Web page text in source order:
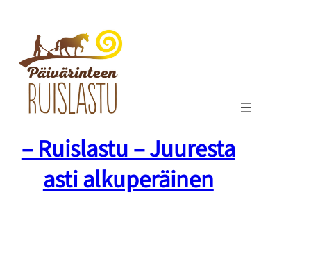
– Ruislastu – Juuresta
asti alkuperäinen